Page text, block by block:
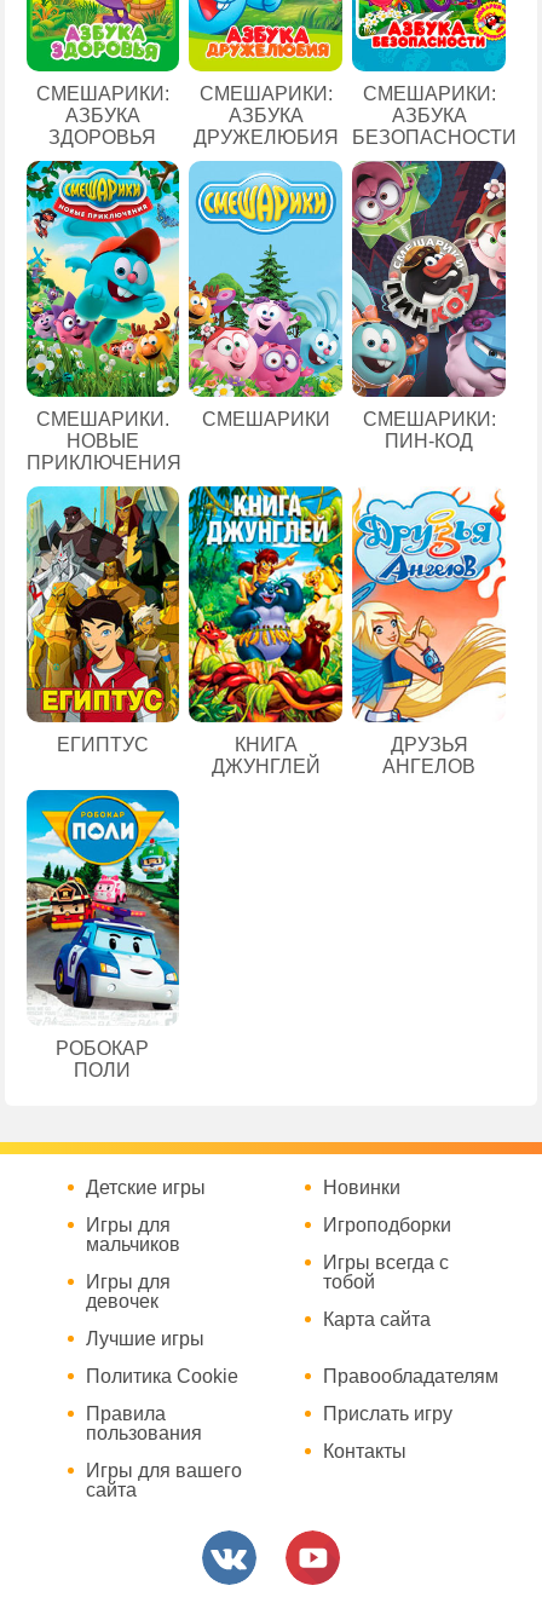
СМЕШАРИКИ:
АЗБУКА
ЗДОРОВЬЯ
СМЕШАРИКИ:
АЗБУКА
ДРУЖЕЛЮБИЯ
СМЕШАРИКИ:
АЗБУКА
БЕЗОПАСНОСТИ
СМЕШАРИКИ.
НОВЫЕ
ПРИКЛЮЧЕНИЯ
СМЕШАРИКИ
СМЕШАРИКИ:
ПИН-КОД
ЕГИПТУС
КНИГА
ДЖУНГЛЕЙ
ДРУЗЬЯ
АНГЕЛОВ
РОБОКАР
ПОЛИ
Детские игры
Игры для
мальчиков
Игры для
девочек
Лучшие игры
Новинки
Игроподборки
Игры всегда с
тобой
Карта сайта
Политика Cookie
Правила
пользования
Игры для вашего
сайта
Правообладателям
Прислать игру
Контакты